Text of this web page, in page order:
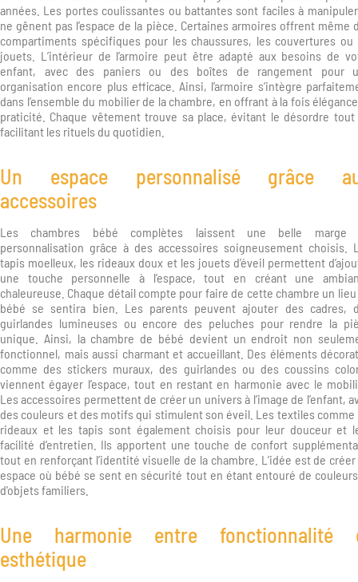
années. Les portes coulissantes ou battantes sont faciles à
ne gênent pas l’espace de la pièce. Certaines armoires offrent même
compartiments spécifiques pour les chaussures, les couvertures ou
jouets. L’intérieur de l’armoire peut être adapté aux besoins de
enfant, avec des paniers ou des boîtes de rangement pour
organisation encore plus efficace. Ainsi, l’armoire s’intègre
dans l’ensemble du mobilier de la chambre, en offrant à la fois
praticité. Chaque vêtement trouve sa place, évitant le désordre tout
facilitant les rituels du quotidien.
Un espace personnalisé grâce
accessoires
Les chambres bébé complètes laissent une belle marge
personnalisation grâce à des accessoires soigneusement choisis.
tapis moelleux, les rideaux doux et les jouets d’éveil permettent
une touche personnelle à l’espace, tout en créant une
chaleureuse. Chaque détail compte pour faire de cette chambre un
bébé se sentira bien. Les parents peuvent ajouter des cadres,
guirlandes lumineuses ou encore des peluches pour rendre la
unique. Ainsi, la chambre de bébé devient un endroit non
fonctionnel, mais aussi charmant et accueillant. Des éléments
comme des stickers muraux, des guirlandes ou des coussins
viennent égayer l’espace, tout en restant en harmonie avec le
Les accessoires permettent de créer un univers à l’image de l’enfant,
des couleurs et des motifs qui stimulent son éveil. Les textiles comme
rideaux et les tapis sont également choisis pour leur douceur et
facilité d’entretien. Ils apportent une touche de confort
tout en renforçant l’identité visuelle de la chambre. L’idée est de
espace où bébé se sent en sécurité tout en étant entouré de
d'objets familiers.
Une harmonie entre fonctionnalité
esthétique